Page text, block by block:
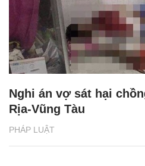
PHÁP LUẬT
Nghi án vợ sát hại
Rịa-Vũng Tàu